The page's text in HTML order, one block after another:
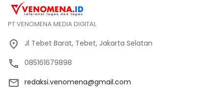
PT VENOMENA MEDIA DIGITAL
Jl Tebet Barat, Tebet, Jakarta Selatan
085161679898
redaksi.venomena@gmail.com